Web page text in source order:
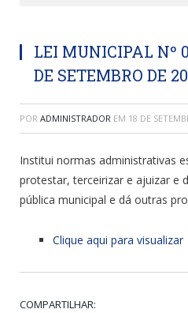
LEI MUNICIPAL Nº
DE SETEMBRO DE
POR ADMINISTRADOR EM 18 DE
Institui normas administrativas
protestar, terceirizar e ajuizar e
pública municipal e dá outras
Clique aqui para visualizar
COMPARTILHAR: